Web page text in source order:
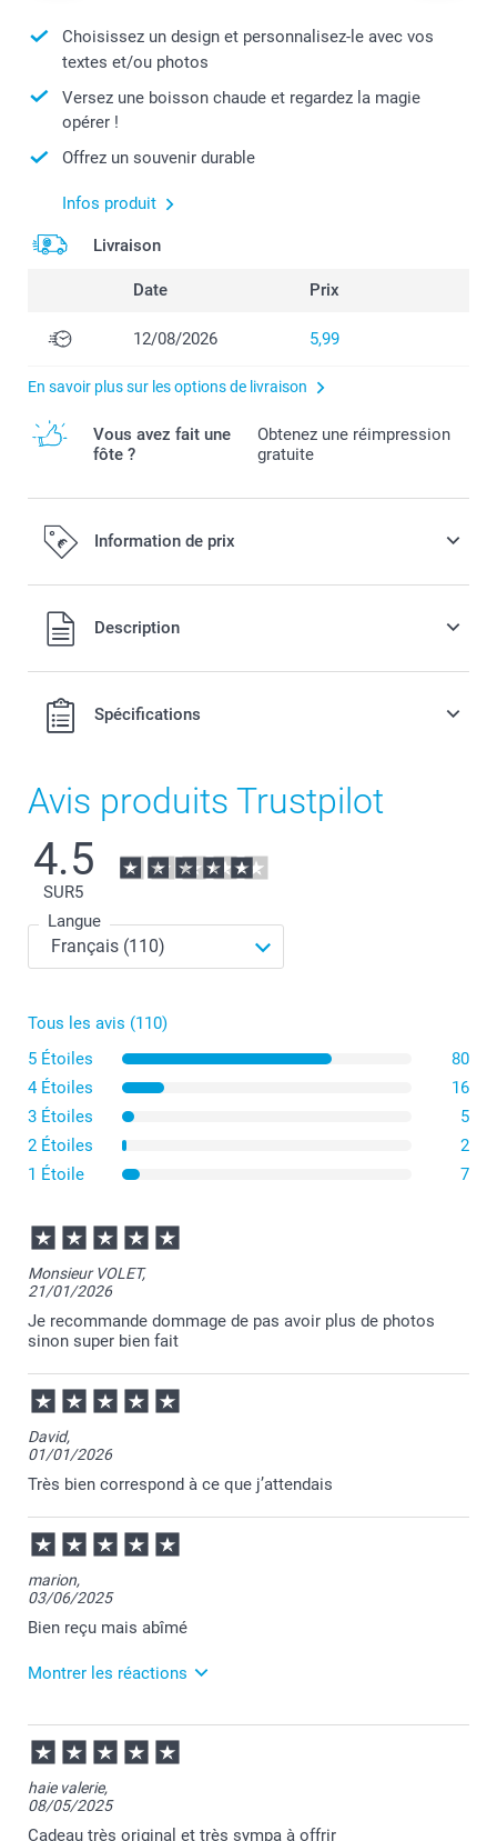
Choisissez un design et personnalisez-le avec vos
textes et/ou photos
Versez une boisson chaude et regardez la magie
opérer !
Offrez un souvenir durable
Infos produit
Livraison
Date Prix
12/08/2026 5,99
En savoir plus sur les options de livraison
Vous avez fait une
fôte ?
Obtenez une réimpression
gratuite
Information de prix
Tous les prix sont en EURO (€), TVA incluse et hors frais de
port.
Description
Spécifications
Avis produits Trustpilot
4.5
SUR5
Langue
Tous les avis (110)
5 Étoiles
80
4 Étoiles
16
3 Étoiles
5
2 Étoiles
2
1 Étoile
7
Monsieur VOLET,
21/01/2026
Je recommande dommage de pas avoir plus de photos
sinon super bien fait
David,
01/01/2026
Très bien correspond à ce que j’attendais
marion,
03/06/2025
Bien reçu mais abîmé
Montrer les réactions
04/06/2025
09:46
Bonjour Marion,
Je vous remercie pour votre commande et encore
toutes nos excuses pour le souci que vous avez
haie valerie,
08/05/2025
Cadeau très original et très sympa à offrir